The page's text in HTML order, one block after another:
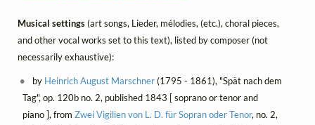
Musical settings(art songs, Lieder, mélodies, (etc.), choral pieces,
and other vocal works set to this text), listed by composer (not
necessarily exhaustive):
by Heinrich August Marschner(1795 - 1861), "Spät nach dem
Tag", op. 120b no. 2, published 1843 [ soprano or tenor and
piano ], from Zwei Vigilien von L. D. für Sopran oder Tenor, no. 2,